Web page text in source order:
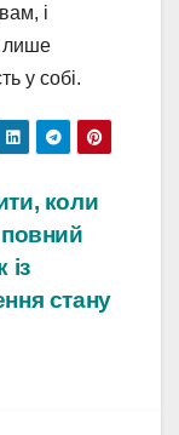
і
лише
у собі.
коли
із
стану